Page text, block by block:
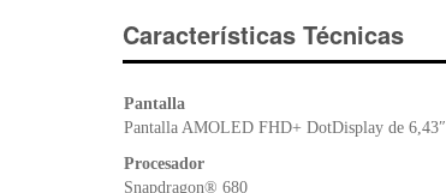
Características Técnicas
Pantalla
Pantalla AMOLED FHD+ DotDisplay de 6,43″
Procesador
Snapdragon® 680